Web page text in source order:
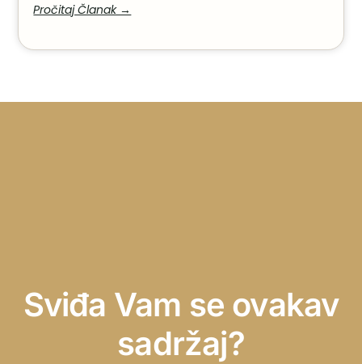
Pročitaj Članak →
Sviđa Vam se ovakav
sadržaj?